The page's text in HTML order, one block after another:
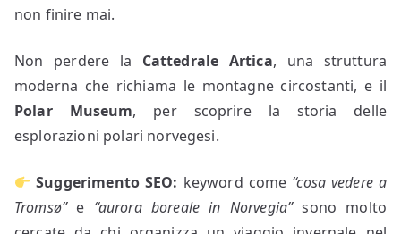
non finire mai.
Non perdere la Cattedrale Artica, una struttura
moderna che richiama le montagne circostanti, e il
Polar Museum, per scoprire la storia delle
esplorazioni polari norvegesi.
Suggerimento SEO: keyword come “cosa vedere a
Tromsø”e “aurora boreale in Norvegia”sono molto